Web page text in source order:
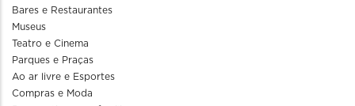
Bares e Restaurantes
Museus
Teatro e Cinema
Parques e Praças
Ao ar livre e Esportes
Compras e Moda